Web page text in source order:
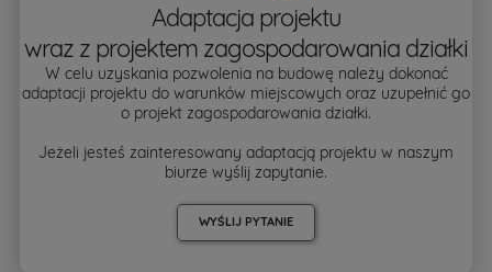
Adaptacja projektu
wraz z projektem zagospodarowania działki
W celu uzyskania pozwolenia na budowę należy dokonać
adaptacji projektu do warunków miejscowych oraz uzupełnić go
o projekt zagospodarowania działki.
Jeżeli jesteś zainteresowany adaptacją projektu w naszym
biurze wyślij zapytanie.
WYŚLIJ PYTANIE